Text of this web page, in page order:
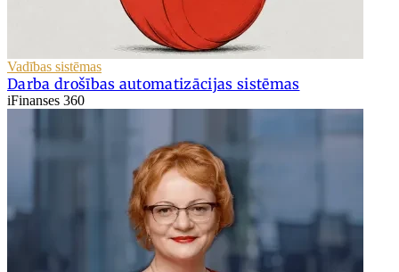
Vadības sistēmas
Darba drošības automatizācijas sistēmas
iFinanses 360